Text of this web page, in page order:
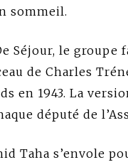
sommeil.
Séjour, le groupe
de Charles
en 1943. La
député de
Taha s’envole